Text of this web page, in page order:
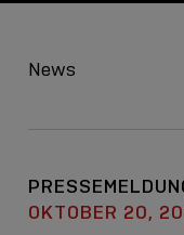
CONTENT
News
OKTOBER 20,